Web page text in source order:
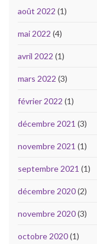
août 2022 (1)
mai 2022 (4)
avril 2022 (1)
mars 2022 (3)
février 2022 (1)
décembre 2021 (3)
novembre 2021 (1)
septembre 2021 (1)
décembre 2020(2)
novembre 2020(3)
octobre 2020(1)